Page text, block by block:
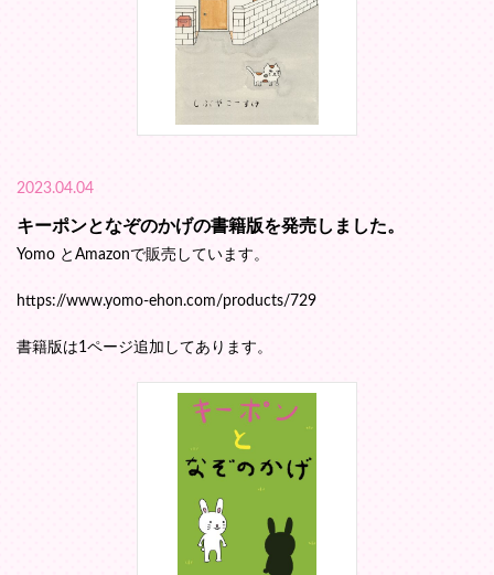
2023.04.04
キーポンとなぞのかげの書籍版を発売しました。
Yomo とAmazonで販売しています。
https://www.yomo-ehon.com/products/729
書籍版は1ページ追加してあります。